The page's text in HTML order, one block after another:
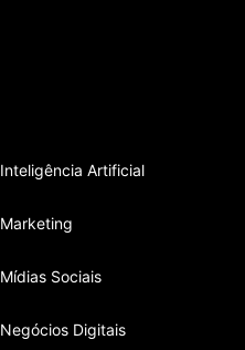
Inteligência Artificial
Marketing
Mídias Sociais
Negócios Digitais